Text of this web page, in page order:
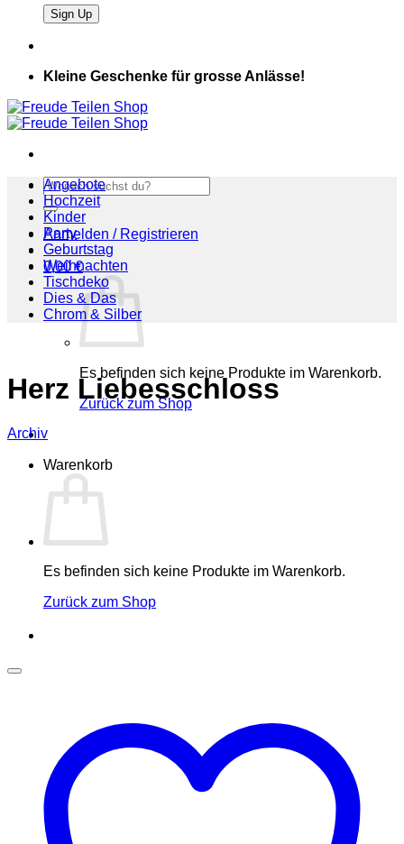
Kleine Geschenke für grosse Anlässe!
Suchen
nach:
Anmelden / Registrieren
0,00€
Es befinden sich keine Produkte im Warenkorb.
Zurück zum Shop
Warenkorb
Es befinden sich keine Produkte im Warenkorb.
Zurück zum Shop
Angebote
Hochzeit
Kinder
Party
Geburtstag
Weihnachten
Tischdeko
Dies & Das
Chrom & Silber
Herz Liebesschloss
Archiv